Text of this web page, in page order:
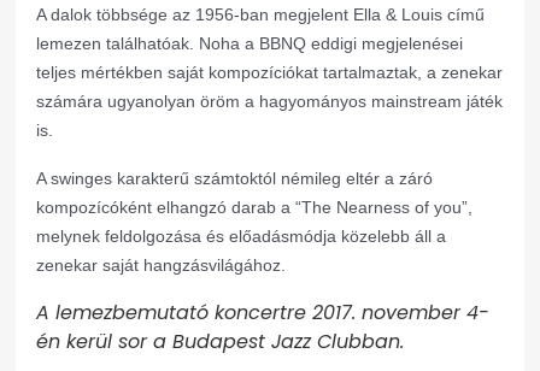
A dalok többsége az 1956-ban megjelent Ella & Louis című
lemezen találhatóak. Noha a BBNQ eddigi megjelenései
teljes mértékben saját kompozíciókat tartalmaztak, a zenekar
számára ugyanolyan öröm a hagyományos mainstream játék
is.
A swinges karakterű számtoktól némileg eltér a záró
kompozícóként elhangzó darab a “The Nearness of you”,
melynek feldolgozása és előadásmódja közelebb áll a
zenekar saját hangzásvilágához.
A lemezbemutató koncertre 2017. november 4-
én kerül sor a Budapest Jazz Clubban.